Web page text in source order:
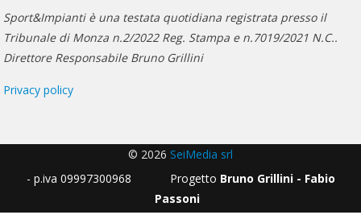
Sport&Impianti è una testata quotidiana registrata presso il
Tribunale di Monza n.2/2022 Reg. Stampa e n.7019/2021 N.C..
Direttore Responsabile Bruno Grillini
Privacy policy
© 2026 SeiMedia srl
- p.iva 09997300968 Progetto Bruno Grillini - Fabio
Passoni